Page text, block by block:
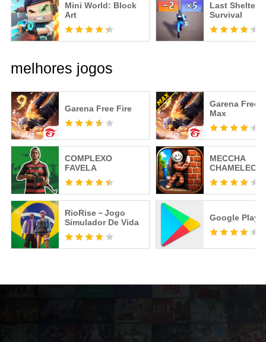
Mini World: Block
Art
Last Shelter:
Survival
melhores jogos
Garena Free Fire
COMPLEXO
FAVELA
RioRise－Jogo
Simulador De Vida
Garena Free
Max
MECCHA
CHAMELEON
Google Play